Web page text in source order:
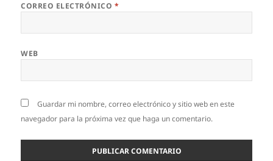
CORREO ELECTRÓNICO *
WEB
Guardar mi nombre, correo electrónico y sitio web en este
navegador para la próxima vez que haga un comentario.